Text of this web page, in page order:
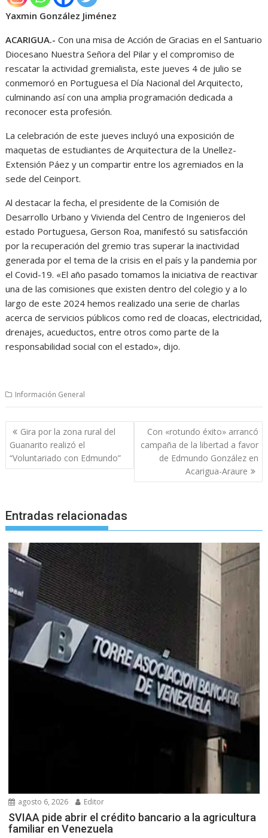
Yaxmin González Jiménez
ACARIGUA.-Con una misa de Acción de Gracias en el Santuario
Diocesano Nuestra Señora del Pilar y el compromiso de
rescatar la actividad gremialista, este jueves 4 de julio se
conmemoró en Portuguesa el Día Nacional del Arquitecto,
culminando así con una amplia programación dedicada a
reconocer esta profesión.
La celebración de este jueves incluyó una exposición de
maquetas de estudiantes de Arquitectura de la Unellez-
Extensión Páez y un compartir entre los agremiados en la
sede del Ceinport.
Al destacar la fecha, el presidente de la Comisión de
Desarrollo Urbano y Vivienda del Centro de Ingenieros del
estado Portuguesa, Gerson Roa, manifestó su satisfacción
por la recuperación del gremio tras superar la inactividad
generada por el tema de la crisis en el país y la pandemia por
el Covid-19. «El año pasado tomamos la iniciativa de reactivar
una de las comisiones que existen dentro del colegio y a lo
largo de este 2024 hemos realizado una serie de charlas
acerca de servicios públicos como red de cloacas, electricidad,
drenajes, acueductos, entre otros como parte de la
responsabilidad social con el estado», dijo.
Información General
Navegación
de
entradas
Gira por la zona rural del
Guanarito realizó el
“Voluntariado con Edmundo”
Con «rotundo éxito» arrancó
campaña de la libertad a favor
de Edmundo González en
Acarigua-Araure
Entradas relacionadas
agosto 6, 2026 Editor
SVIAA pide abrir el crédito bancario a la agricultura
familiar en Venezuela